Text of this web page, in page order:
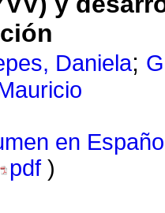
Daniela;
en
pdf )